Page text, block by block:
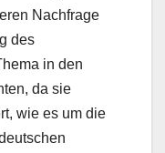
Nachfrage
des
in den
da sie
wie es um die